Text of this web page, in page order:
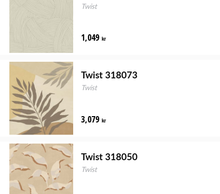
Twist
1,049 kr
Twist 318073
Twist
3,079 kr
Twist 318050
Twist